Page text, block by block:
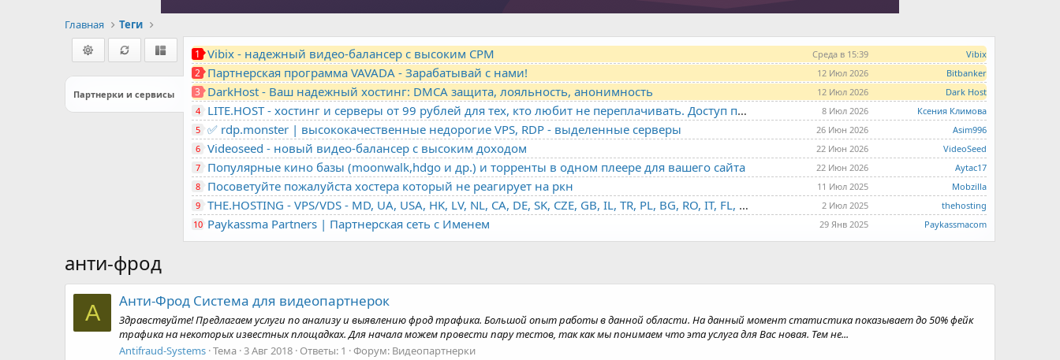
Главная Теги
Партнерки и сервисы
1 Vibix - надежный видео-балансер с высоким CPM Среда в 15:39 Vibix
2 Партнерская программа VAVADA - Зарабатывай с нами! 12 Июл 2026 Bitbanker
3 DarkHost - Ваш надежный хостинг: DMCA защита, лояльность, анонимность 12 Июл 2026
Dark Host
4
LITE.HOST - хостинг и серверы от 99 рублей для тех, кто любит не переплачивать. Доступ по SSH, поддержка PHP, GIT, COMPOSER, сертификаты Let's Encrypt 8 Июл 2026
Ксения Климова
5
✅ rdp.monster | высококачественные недорогие VPS, RDP - выделенные серверы 26 Июн 2026
Asim996
6
Videoseed - новый видео-балансер с высоким доходом 22 Июн 2026
VideoSeed
7
Популярные кино базы (moonwalk,hdgo и др.) и торренты в одном плеере для вашего сайта 22 Июн 2026
Aytac17
8
Посоветуйте пожалуйста хостера который не реагирует на ркн 11 Июл 2025
Mobzilla
9
THE.HOSTING - VPS/VDS - MD, UA, USA, HK, LV, NL, CA, DE, SK, CZE, GB, IL, TR, PL, BG, RO, IT, FL, HU, PT. 2 Июл 2025
thehosting
10 Paykassma Partners | Партнерская сеть с Именем 29 Янв 2025 Paykassmacom
анти-фрод
A Анти-Фрод Система для видеопартнерок
Здравствуйте! Предлагаем услуги по анализу и выявлению фрод трафика. Большой опыт работы в данной области. На данный момент статистика показывает до 50% фейк
трафика на некоторых известных площадках. Для начала можем провести пару тестов, так как мы понимаем что эта услуга для Вас новая. Тем не...
Antifraud-Systems Тема 3 Авг 2018 Ответы: 1 Форум: Видеопартнерки